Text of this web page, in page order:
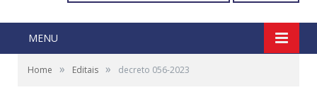
MENU
Home » Editais » decreto 056-2023